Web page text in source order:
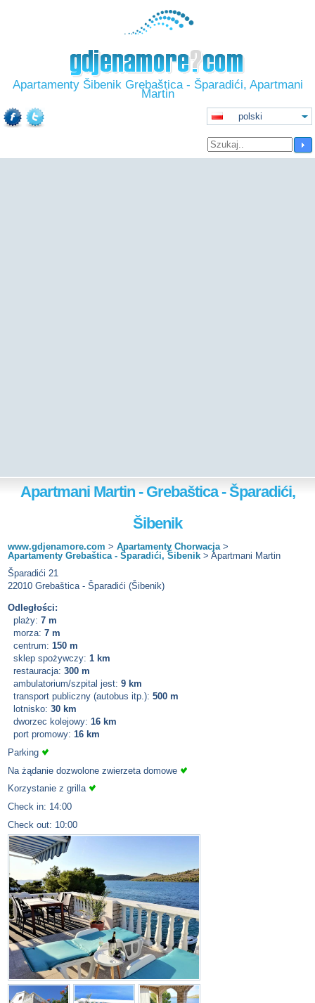
Apartamenty Šibenik Grebaštica - Šparadići, Apartmani
Martin
polski
Apartmani Martin - Grebaštica - Šparadići,
Šibenik
www.gdjenamore.com > Apartamenty Chorwacja>
Apartamenty Grebaštica - Šparadići, Šibenik > Apartmani Martin
Šparadići 21
22010 Grebaštica - Šparadići (Šibenik)
Odległości:
plaży: 7 m
morza: 7 m
centrum: 150 m
sklep spożywczy: 1 km
restauracja: 300 m
ambulatorium/szpital jest: 9 km
transport publiczny (autobus itp.): 500 m
lotnisko: 30 km
dworzec kolejowy: 16 km
port promowy: 16 km
Parking
Na żądanie dozwolone zwierzeta domowe
Korzystanie z grilla
Check in: 14:00
Check out: 10:00